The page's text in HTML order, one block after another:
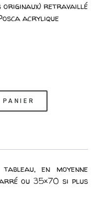
originaux) retravaillé
acrylique
en moyenne
ou 35×70 si plus